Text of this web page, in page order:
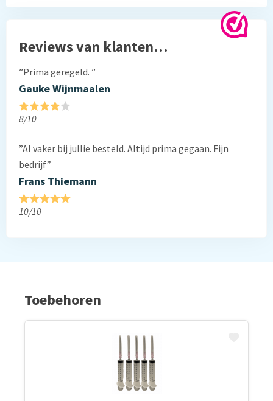
Reviews van klanten…
”Prima geregeld. ”
Gauke Wijnmaalen
8/10
”Al vaker bij jullie besteld. Altijd prima gegaan. Fijn
bedrijf”
Frans Thiemann
10/10
Toebehoren